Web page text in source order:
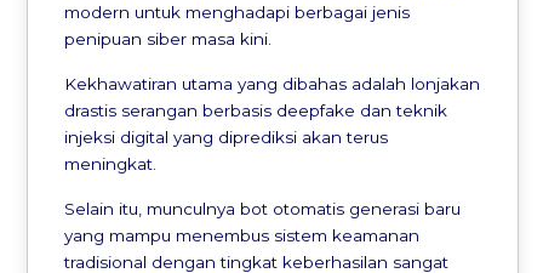
modern untuk menghadapi berbagai jenis
penipuan siber masa kini.
Kekhawatiran utama yang dibahas adalah lonjakan
drastis serangan berbasis deepfake dan teknik
injeksi digital yang diprediksi akan terus
meningkat.
Selain itu, munculnya bot otomatis generasi baru
yang mampu menembus sistem keamanan
tradisional dengan tingkat keberhasilan sangat